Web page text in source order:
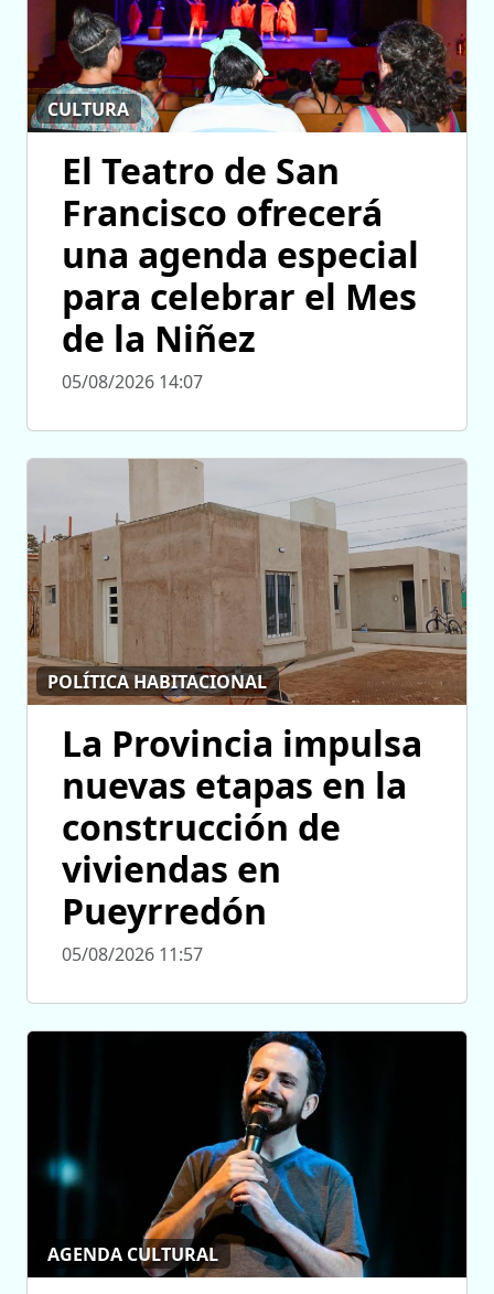
CULTURA
El Teatro de San
Francisco ofrecerá
una agenda especial
para celebrar el Mes
de la Niñez
05/08/2026 14:07
POLÍTICA HABITACIONAL
La Provincia impulsa
nuevas etapas en la
construcción de
viviendas en
Pueyrredón
05/08/2026 11:57
AGENDA CULTURAL